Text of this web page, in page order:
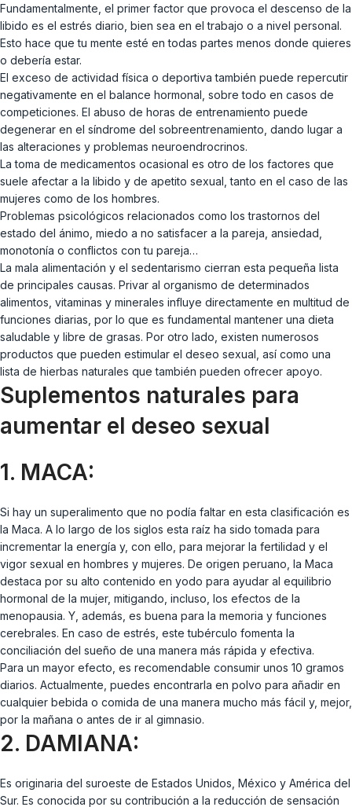
Fundamentalmente, el primer factor que provoca el descenso de la
libido es el estrés diario, bien sea en el trabajo o a nivel personal.
Esto hace que tu mente esté en todas partes menos donde quieres
o debería estar.
El exceso de actividad física o deportiva también puede repercutir
negativamente en el balance hormonal, sobre todo en casos de
competiciones. El abuso de horas de entrenamiento puede
degenerar en el síndrome del sobreentrenamiento, dando lugar a
las alteraciones y problemas neuroendrocrinos.
La toma de medicamentos ocasional es otro de los factores que
suele afectar a la libido y de apetito sexual, tanto en el caso de las
mujeres como de los hombres.
Problemas psicológicos relacionados como los trastornos del
estado del ánimo, miedo a no satisfacer a la pareja, ansiedad,
monotonía o conflictos con tu pareja…
La mala alimentación y el sedentarismo cierran esta pequeña lista
de principales causas. Privar al organismo de determinados
alimentos, vitaminas y minerales influye directamente en multitud de
funciones diarias, por lo que es fundamental mantener una dieta
saludable y libre de grasas. Por otro lado, existen numerosos
productos que pueden estimular el deseo sexual, así como una
lista de hierbas naturales que también pueden ofrecer apoyo.
Suplementos naturales para
aumentar el deseo sexual
1. MACA:
Si hay un superalimento que no podía faltar en esta clasificación es
la Maca. A lo largo de los siglos esta raíz ha sido tomada para
incrementar la energía y, con ello, para mejorar la fertilidad y el
vigor sexual en hombres y mujeres. De origen peruano, la Maca
destaca por su alto contenido en yodo para ayudar al equilibrio
hormonal de la mujer, mitigando, incluso, los efectos de la
menopausia. Y, además, es buena para la memoria y funciones
cerebrales. En caso de estrés, este tubérculo fomenta la
conciliación del sueño de una manera más rápida y efectiva.
Para un mayor efecto, es recomendable consumir unos 10 gramos
diarios. Actualmente, puedes encontrarla en polvo para añadir en
cualquier bebida o comida de una manera mucho más fácil y, mejor,
por la mañana o antes de ir al gimnasio.
2. DAMIANA:
Es originaria del suroeste de Estados Unidos, México y América del
Sur. Es conocida por su contribución a la reducción de sensación